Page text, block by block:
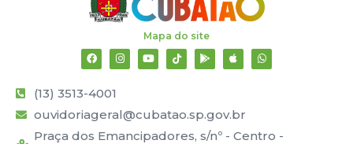
Mapa do site
(13) 3513-4001
ouvidoriageral@cubatao.sp.gov.br
Praça dos Emancipadores, s/nº - Centro -